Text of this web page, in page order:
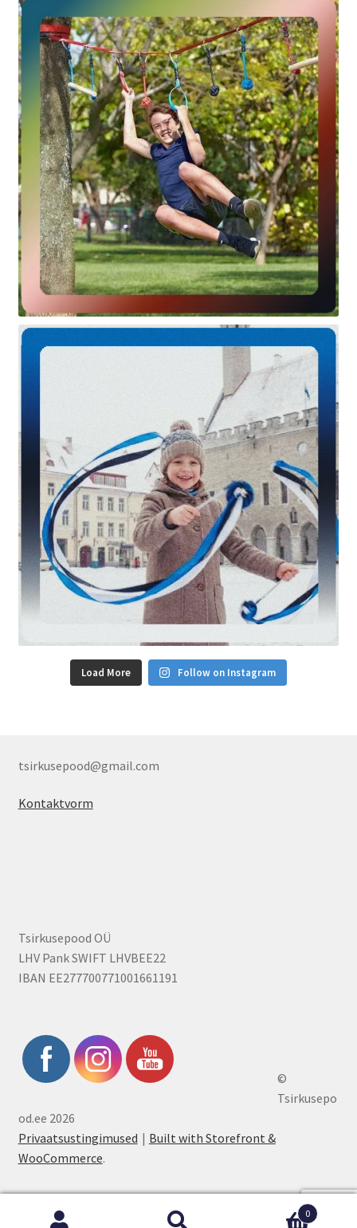
Load More Follow on Instagram
tsirkusepood@gmail.com
Kontaktvorm
Tsirkusepood OÜ
LHV Pank SWIFT LHVBEE22
IBAN EE277700771001661191
©
Tsirkusepo
od.ee 2026
Privaatsustingimused
Built with Storefront &
WooCommerce.
0